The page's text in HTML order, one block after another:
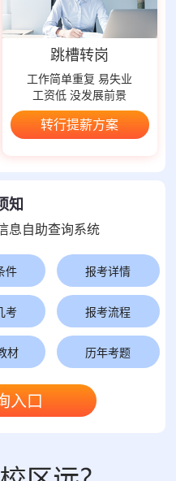
跳槽转岗
工作简单重复 易失业
工资低 没发展前景
转行提薪方案
知
息自助查询系统
件 报考详情
考 报考流程
材 历年考题
入口